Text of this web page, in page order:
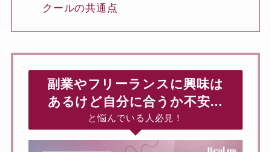
クールの共通点
副業やフリーランスに興味は
あるけど自分に合うか不安…
と悩んでいる人必見！